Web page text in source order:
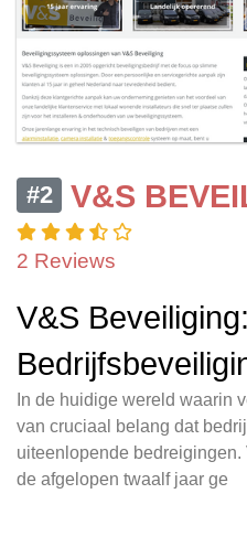
#2 V&S
2 Reviews
V&S
In de huidige wereld waarin
van cruciaal belang dat
uiteenlopende
de afgelopen twaalf jaar ge